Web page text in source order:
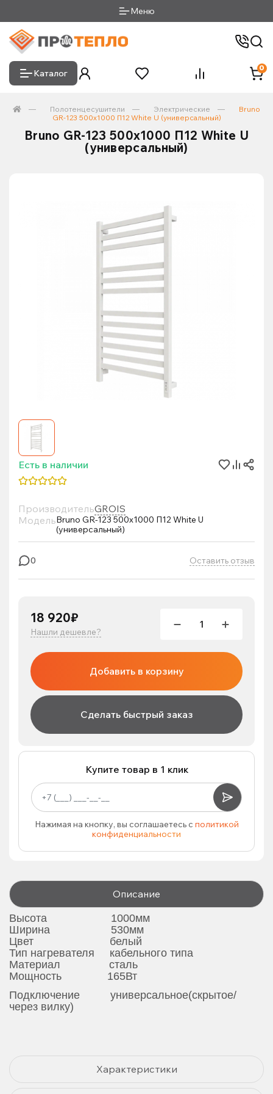
Меню
Каталог
0
Полотенцесушители Электрические
Bruno
GR-123 500x1000 П12 White U (универсальный)
Bruno GR-123 500x1000 П12 White U
(универсальный)
Есть в наличии
ПроизводительGROIS
МодельBruno GR-123 500x1000 П12 White U
(универсальный)
0 Оставить отзыв
18 920₽
Нашли дешевле?
Добавить в корзину
Сделать быстрый заказ
Купите товар в 1 клик
Нажимая на кнопку, вы соглашаетесь с политикой
конфиденциальности
Описание
Высота 1000мм
Ширина 530мм
Цвет белый
Тип нагревателя кабельного типа
Материал сталь
Мощность 165Вт
Подключение универсальное(скрытое/
через вилку)
Характеристики